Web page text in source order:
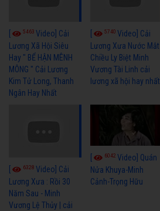
5463 Video] Cải
Lương Xã Hội Siêu
Hay " BỂ HẬN MÊNH
MÔNG " Cải Lương
Kim Tử Long, Thanh
Ngân Hay Nhất
5740Video] Cải
Lương Xưa Nước Mắt
Chiều Ly Biệt Minh
Vương Tài Linh cải
lương xã hội hay nhất
6328 Video] Cải
Lương Xưa : Rồi 30
Năm Sau - Minh
Vương Lệ Thủy | cải
6042Video] Quán
Nửa Khuya-Minh
Cảnh-Trọng Hữu